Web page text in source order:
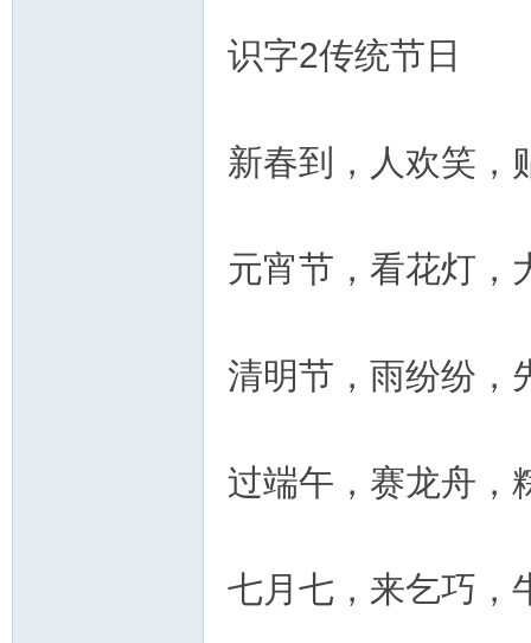
识字2传统节日
新春到，人欢笑，
元宵节，看花灯，
清明节，雨纷纷，
过端午，赛龙舟，
七月七，来乞巧，